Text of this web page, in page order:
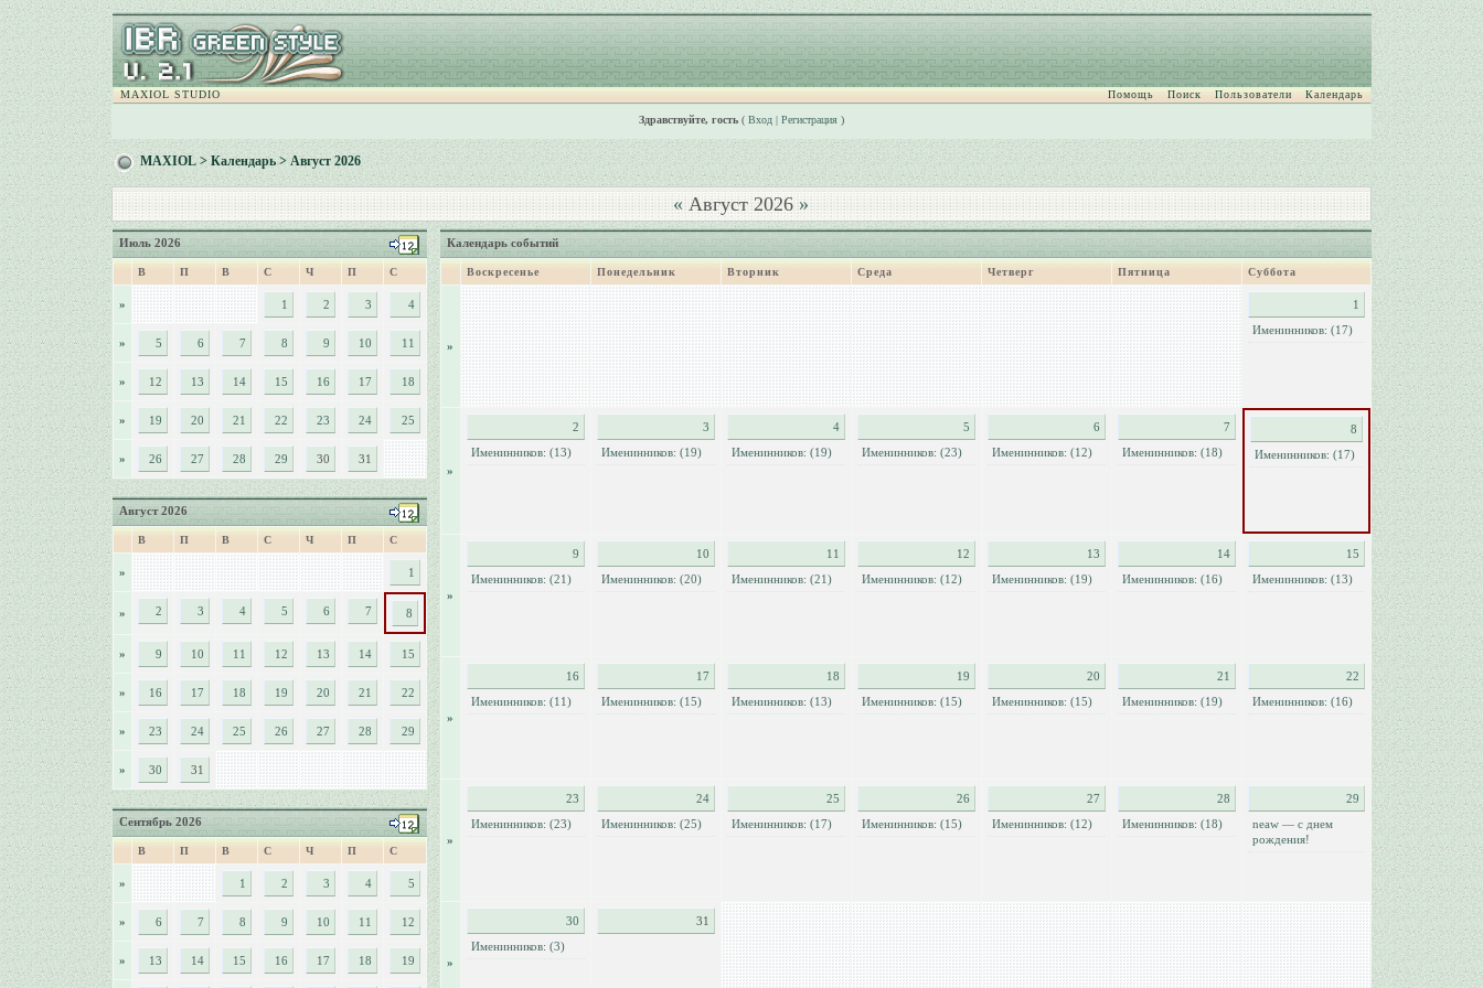
MAXIOL STUDIO Помощь Поиск Пользователи Календарь
Здравствуйте, гость( Вход| Регистрация)
MAXIOL>Календарь> Август 2026
«Август 2026»
Июль 2026
В П В С Ч П С
» 1 2 3 4
» 5 6 7 8 9 10 11
» 12 13 14 15 16 17 18
» 19 20 21 22 23 24 25
» 26 27 28 29 30 31
Август 2026
В П В С Ч П С
» 1
» 2 3 4 5 6 7 8
» 9 10 11 12 13 14 15
» 16 17 18 19 20 21 22
» 23 24 25 26 27 28 29
» 30 31
Сентябрь 2026
В П В С Ч П С
» 1 2 3 4 5
» 6 7 8 9 10 11 12
» 13 14 15 16 17 18 19
Календарь событий
Воскресенье Понедельник Вторник Среда Четверг Пятница Суббота
»
1
Именинников: (17)
»
2
Именинников: (13)
3
Именинников: (19)
4
Именинников: (19)
5
Именинников: (23)
6
Именинников: (12)
7
Именинников: (18)
8
Именинников: (17)
»
9
Именинников: (21)
10
Именинников: (20)
11
Именинников: (21)
12
Именинников: (12)
13
Именинников: (19)
14
Именинников: (16)
15
Именинников: (13)
»
16
Именинников: (11)
17
Именинников: (15)
18
Именинников: (13)
19
Именинников: (15)
20
Именинников: (15)
21
Именинников: (19)
22
Именинников: (16)
»
23
Именинников: (23)
24
Именинников: (25)
25
Именинников: (17)
26
Именинников: (15)
27
Именинников: (12)
28
Именинников: (18)
29
neaw — с днем
рождения!
»
30
Именинников: (3)
31